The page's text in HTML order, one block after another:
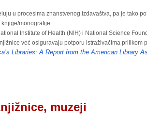
u procesima znanstvenog izdavaštva, pa je tako
monografije.
Institute of Health (NIH) i National Science
već osiguravaju potporu istraživačima prilikom
Libraries: A Report from the American Library
muzeji